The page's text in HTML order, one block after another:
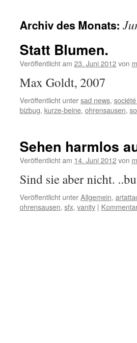
Archiv des Monats:
Statt Blumen.
Veröffentlicht am 23. Juni 2012von
Max Goldt, 2007
Veröffentlicht untersad news,
bizbug, kurze-beine, ohrensausen,
Sehen harmlos
Veröffentlicht am 14. Juni 2012von
Sind sie aber nicht.
Veröffentlicht unterAllgemein,
ohrensausen, sfx, vanity |